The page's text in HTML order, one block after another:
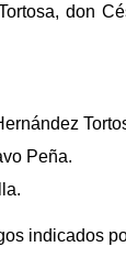
don
Peña.
indicados